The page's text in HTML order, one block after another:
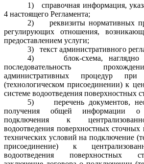
1)
справочная информация,
4 настоящего Регламента;
2)
реквизиты нормативных
регулирующих отношения,
предоставлением услуги;
3)
текст административного
4)
блок-схема,
последовательность
административных процедур при
(технологическом присоединении) к
системе водоотведения поверхностных
5)
перечень документов,
получения общей информации о
подключения к
водоотведения поверхностных сточных
технических условий на подключение
присоединение) к
водоотведения поверхностных